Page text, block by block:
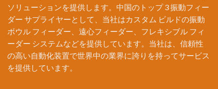
ソリューションを提供します。中国のトップ 3 振動フィー
ダー サプライヤーとして、当社はカスタム ビルドの振動
ボウル フィーダー、遠心フィーダー、フレキシブル フィ
ーダー システムなどを提供しています。当社は、信頼性
の高い自動化装置で世界中の業界に誇りを持ってサービス
を提供しています。